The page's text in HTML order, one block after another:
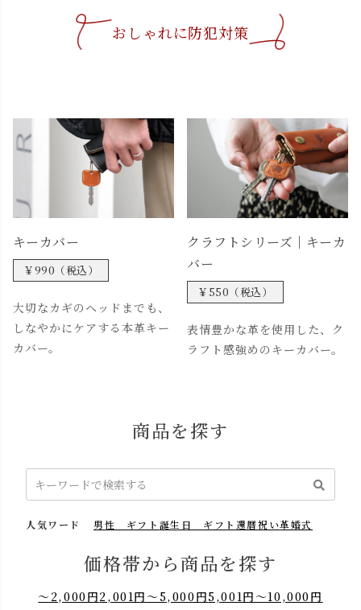
おしゃれに防犯対策
キーカバー
￥990（税込）
大切なカギのヘッドまでも、
しなやかにケアする本革キー
カバー。
クラフトシリーズ｜キーカ
バー
￥550（税込）
表情豊かな革を使用した、ク
ラフト感強めのキーカバー。
商品を探す
人気ワード 男性 ギフト 誕生日 ギフト 還暦祝い革婚式
価格帯から商品を探す
～2,000円2,001円～5,000円5,001円～10,000円